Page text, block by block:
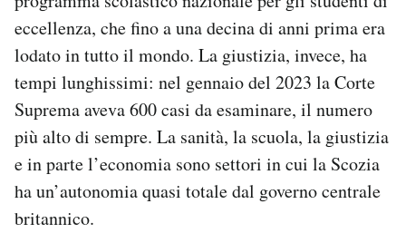
eccellenza, che fino a una decina di anni prima era
lodato in tutto il mondo. La giustizia, invece, ha
tempi lunghissimi: nel gennaio del 2023 la Corte
Suprema aveva 600 casi da esaminare, il numero
più alto di sempre. La sanità, la scuola, la giustizia
e in parte l’economia sono settori in cui la Scozia
ha un’autonomia quasi totale dal governo centrale
britannico.